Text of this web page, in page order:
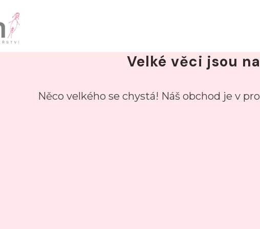
Velké věci jsou
Něco velkého se chystá! Náš obchod je v